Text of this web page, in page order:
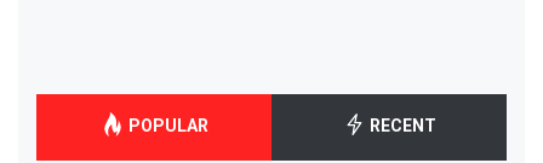
POPULAR RECENT